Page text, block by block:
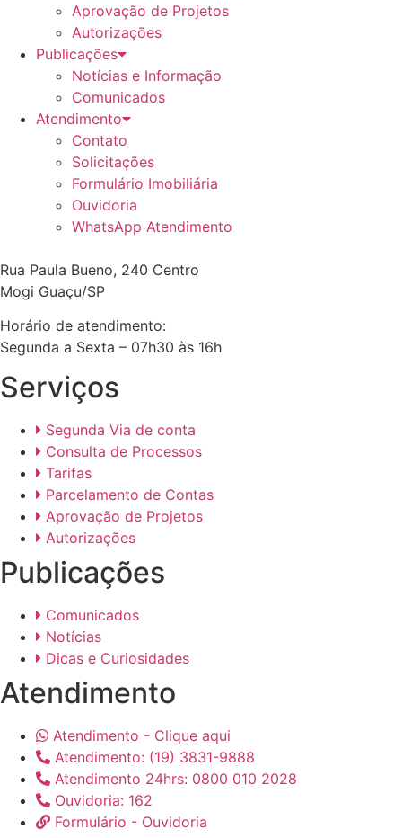
Aprovação de Projetos
Autorizações
Publicações
Notícias e Informação
Comunicados
Atendimento
Contato
Solicitações
Formulário Imobiliária
Ouvidoria
WhatsApp Atendimento
Rua Paula Bueno, 240 Centro
Mogi Guaçu/SP
Horário de atendimento:
Segunda a Sexta – 07h30 às 16h
Serviços
Segunda Via de conta
Consulta de Processos
Tarifas
Parcelamento de Contas
Aprovação de Projetos
Autorizações
Publicações
Comunicados
Notícias
Dicas e Curiosidades
Atendimento
Atendimento - Clique aqui
Atendimento: (19) 3831-9888
Atendimento 24hrs: 0800 010 2028
Ouvidoria: 162
Formulário - Ouvidoria